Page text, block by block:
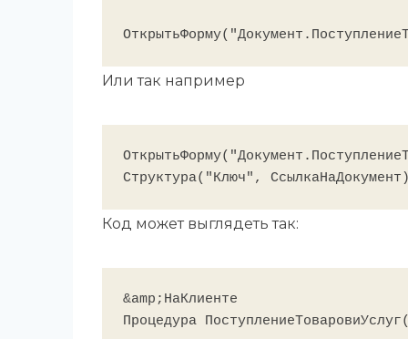
Или так например
Код может выглядеть так:
&amp;НаКлиенте
Процедура